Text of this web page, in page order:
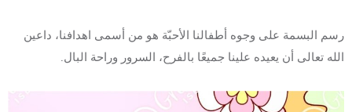
رسم البسمة على وجوه أطفالنا الأحبّة هو من أسمى اهدافنا، داعين
الله تعالى أن يعيده علينا جميعًا بالفرح، السرور وراحة البال.